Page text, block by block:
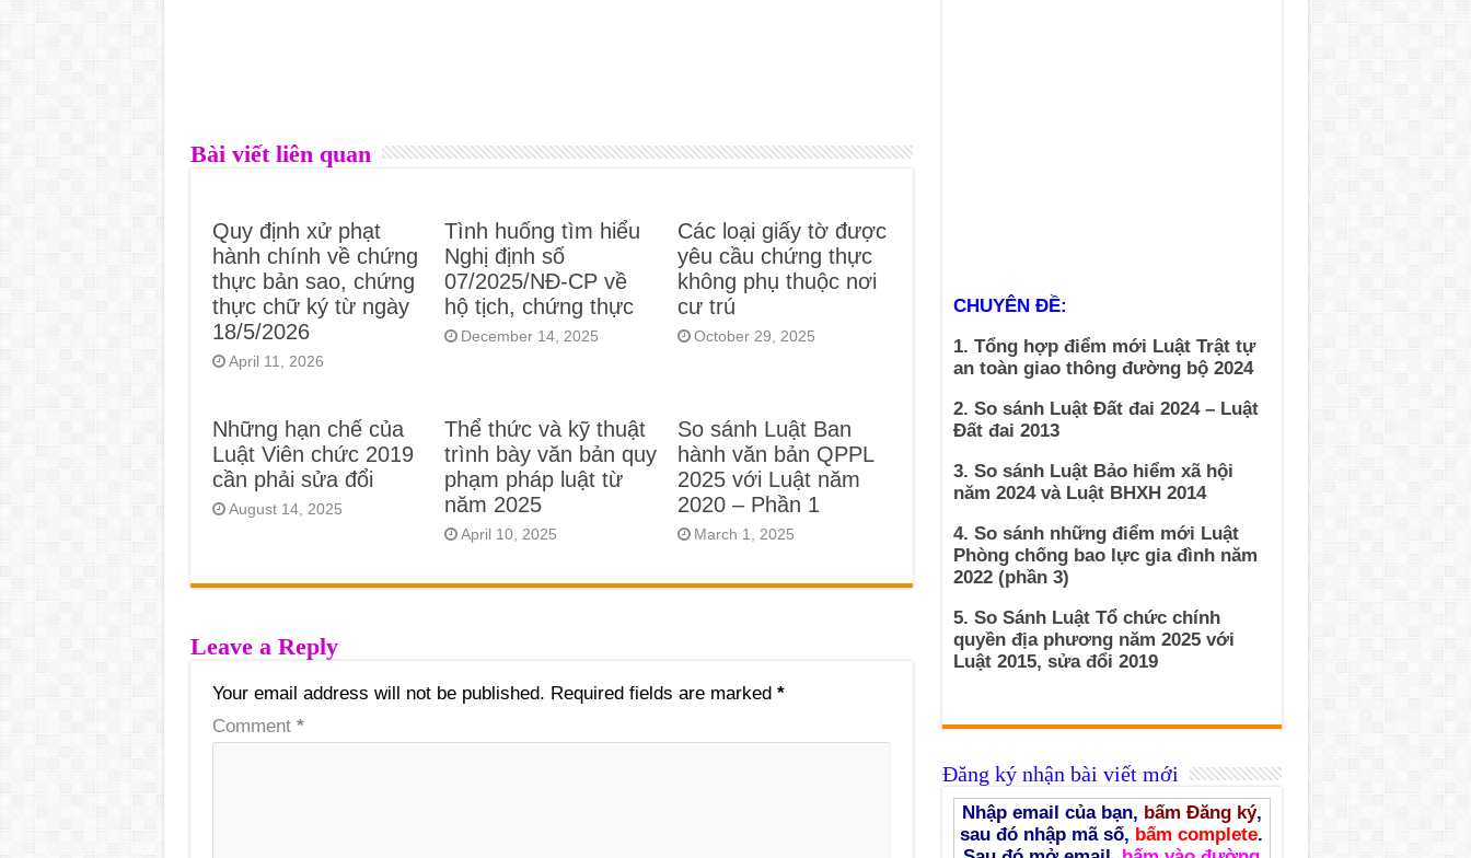
Bài viết liên quan
Quy định xử phạt
hành chính về chứng
thực bản sao, chứng
thực chữ ký từ ngày
18/5/2026
April 11, 2026
Tình huống tìm hiểu
Nghị định số
07/2025/NĐ-CP về
hộ tịch, chứng thực
December 14, 2025
Các loại giấy tờ được
yêu cầu chứng thực
không phụ thuộc nơi
cư trú
October 29, 2025
Những hạn chế của
Luật Viên chức 2019
cần phải sửa đổi
August 14, 2025
Thể thức và kỹ thuật
trình bày văn bản quy
phạm pháp luật từ
năm 2025
April 10, 2025
So sánh Luật Ban
hành văn bản QPPL
2025 với Luật năm
2020 – Phần 1
March 1, 2025
Leave a Reply
Your email address will not be published. Required fields are marked *
Comment *
CHUYÊN ĐỀ:
1. Tổng hợp điểm mới Luật Trật tự
an toàn giao thông đường bộ 2024
2. So sánh Luật Đất đai 2024 – Luật
Đất đai 2013
3. So sánh Luật Bảo hiểm xã hội
năm 2024 và Luật BHXH 2014
4. So sánh những điểm mới Luật
Phòng chống bao lực gia đình năm
2022 (phần 3)
5. So Sánh Luật Tổ chức chính
quyền địa phương năm 2025 với
Luật 2015, sửa đổi 2019
Đăng ký nhận bài viết mới
Nhập email của bạn, bấm Đăng ký,
sau đó nhập mã số, bấm complete.